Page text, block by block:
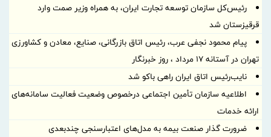
رئیس‌کل سازمان توسعه تجارت ایران، به همراه وزیر صمت وارد
قرقیزستان شد
پیام محمود نجفی عرب، رئیس اتاق بازرگانی، صنایع، معادن و کشاورزی
تهران در آستانه 17 مرداد ، روز خبرنگار
نایب‌رئیس اتاق ایران راهی باکو شد
اطلاعیه سازمان تأمین اجتماعی درخصوص وضعیت فعالیت سامانه‌های
ارائه خدمات
ضرورت گذار صنعت بیمه به مدل‌های اعتبارسنجی چندبعدی